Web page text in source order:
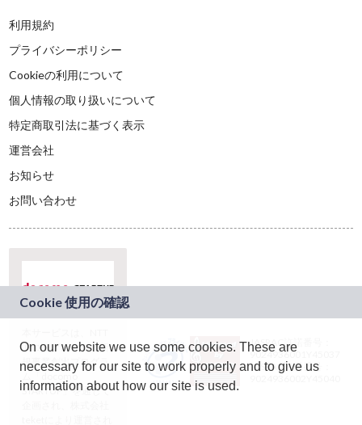
利用規約
プライバシーポリシー
Cookieの利用について
個人情報の取り扱いについて
特定商取引法に基づく表示
運営会社
お知らせ
お問い合わせ
ドコモグループの新
規事業創出プログラ
ム「docomo
STARTUP」を通じて
JASRAC許諾番号：
9024936001Y45037
JASRAC許諾番号：
On our website we use some cookies. These are
necessary for our site to work properly and to give us
information about how our site is used.